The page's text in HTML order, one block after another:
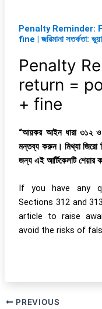
Penalty Reminder:
fine | জরিমানা সতর্কতা:
Penalty
return =
+ fine
“আয়কর আইন ধারা ৩১২ ও
মন্তব্য করুন। মিথ্যা জিরো
জন্য এই আর্টিকেলটি শেয়ার
If you have any
Sections 312 and
article to raise
avoid the risks of
PREVIOUS